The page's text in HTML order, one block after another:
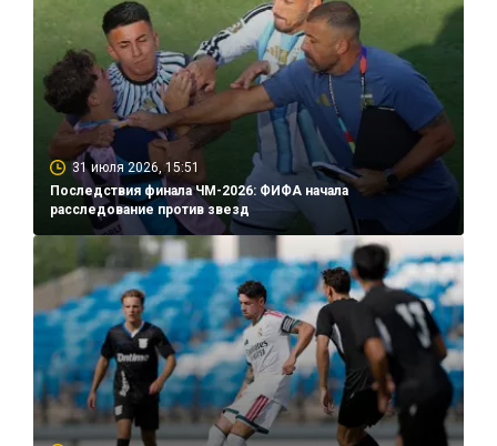
31 июля 2026, 15:51
Последствия финала ЧМ-2026: ФИФА начала
расследование против звезд